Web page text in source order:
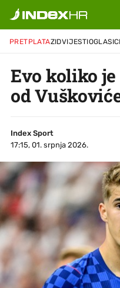
PRETPLATAZIDVIJESTIOGLASI
Evo koliko
od
Index Sport
17:15, 01. srpnja 2026.